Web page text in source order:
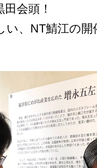
会頭！
い、NT鯖江の開